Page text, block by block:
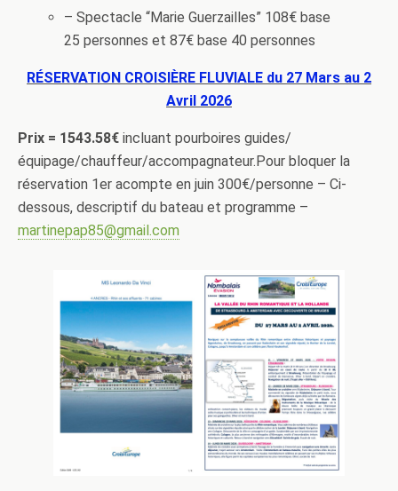
– Spectacle “Marie Guerzailles” 108€ base
25 personnes et 87€ base 40 personnes
RÉSERVATION CROISIÈRE FLUVIALE du 27 Mars au 2
Avril 2026
Prix = 1543.58€ incluant pourboires guides/
équipage/chauffeur/accompagnateur.Pour bloquer la
réservation 1er acompte en juin 300€/personne – Ci-
dessous, descriptif du bateau et programme –
martinepap85@gmail.com